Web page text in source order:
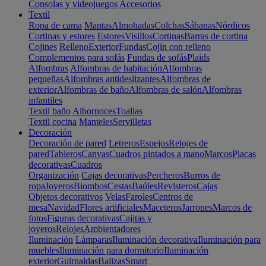
Consolas y videojuegos Accesorios
Textil
Ropa de cama MantasAlmohadasColchasSábanasNórdicos
Cortinas y estores EstoresVisillosCortinasBarras de cortina
Cojines RellenoExteriorFundasCojín con relleno
Complementos para sofás Fundas de sofásPlaids
Alfombras Alfombras de habitaciónAlfombras
pequeñasAlfombras antideslizantesAlfombras de
exteriorAlfombras de bañoAlfombras de salónAlfombras
infantiles
Textil baño AlbornocesToallas
Textil cocina MantelesServilletas
Decoración
Decoración de pared LetrerosEspejosRelojes de
paredTablerosCanvasCuadros pintados a manoMarcosPlacas
decorativasCuadros
Organización Cajas decorativasPercherosBurros de
ropaJoyerosBiombosCestasBaúlesRevisterosCajas
Objetos decorativos VelasFarolesCentros de
mesaNavidadFlores artificialesMaceterosJarronesMarcos de
fotosFiguras decorativasCajitas y
joyerosRelojesAmbientadores
Iluminación LámparasIluminación decorativaIluminación para
mueblesIluminación para dormitorioIluminación
exteriorGuirnaldasBalizasSmart